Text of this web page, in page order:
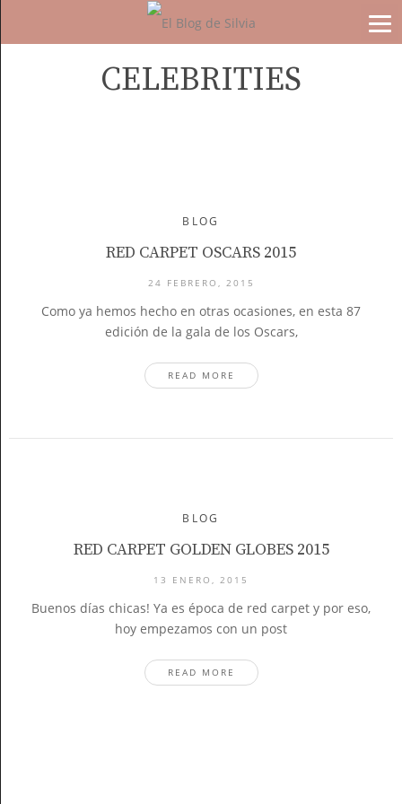
CELEBRITIES
BLOG
RED CARPET OSCARS 2015
24 FEBRERO, 2015
Como ya hemos hecho en otras ocasiones, en esta 87
edición de la gala de los Oscars,
READ MORE
BLOG
RED CARPET GOLDEN GLOBES 2015
13 ENERO, 2015
Buenos días chicas! Ya es época de red carpet y por eso,
hoy empezamos con un post
READ MORE